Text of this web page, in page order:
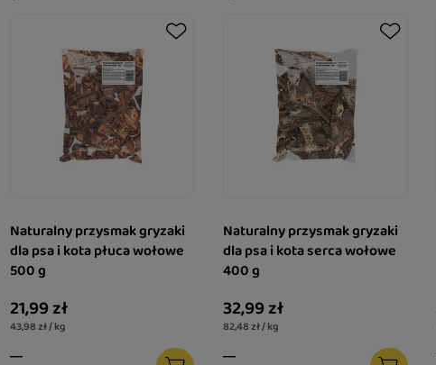
Naturalny przysmak gryzaki
dla psa i kota płuca wołowe
500 g
21,99 zł
43,98 zł / kg
Naturalny przysmak gryzaki
dla psa i kota serca wołowe
400 g
32,99 zł
82,48 zł / kg